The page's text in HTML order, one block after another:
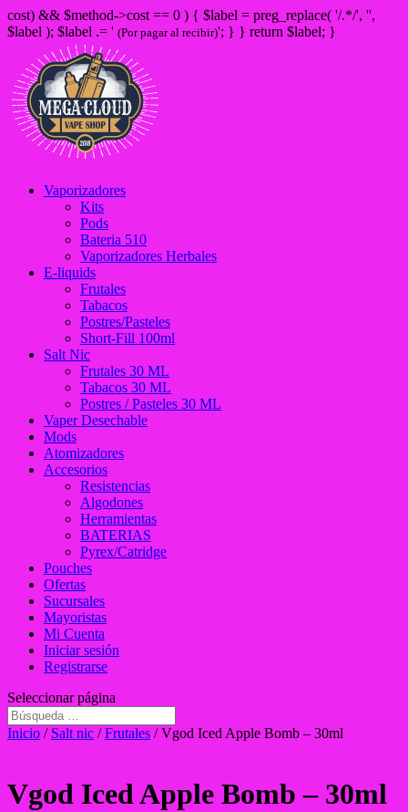
cost) && $method->cost == 0 ) { $label = preg_replace( '/.*/', '',
$label ); $label .= ' (Por pagar al recibir)'; } } return $label; }
Vaporizadores
Kits
Pods
Bateria 510
Vaporizadores Herbales
E-liquids
Frutales
Tabacos
Postres/Pasteles
Short-Fill 100ml
Salt Nic
Frutales 30 ML
Tabacos 30 ML
Postres / Pasteles 30 ML
Vaper Desechable
Mods
Atomizadores
Accesorios
Resistencias
Algodones
Herramientas
BATERIAS
Pyrex/Catridge
Pouches
Ofertas
Sucursales
Mayoristas
Mi Cuenta
Iniciar sesión
Registrarse
Seleccionar página
Inicio / Salt nic /Frutales / Vgod Iced Apple Bomb – 30ml
Vgod Iced Apple Bomb – 30ml